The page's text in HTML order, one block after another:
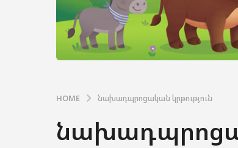
HOME նախադպրոցական կրթություն